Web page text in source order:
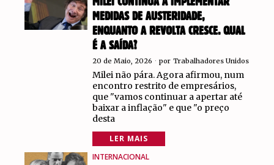
MEDIDAS DE AUSTERIDADE,
ENQUANTO A REVOLTA CRESCE. QUAL
É A SAÍDA?
20 de Maio, 2026 por Trabalhadores Unidos
Milei não pára. Agora afirmou, num
encontro restrito de empresários,
que "vamos continuar a apertar até
baixar a inflação" e que "o preço
desta
LER MAIS
INTERNACIONAL